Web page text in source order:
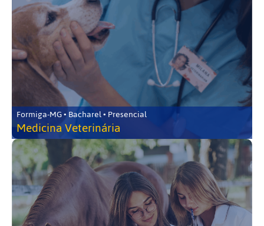
Formiga-MG • Bacharel • Presencial
Medicina Veterinária